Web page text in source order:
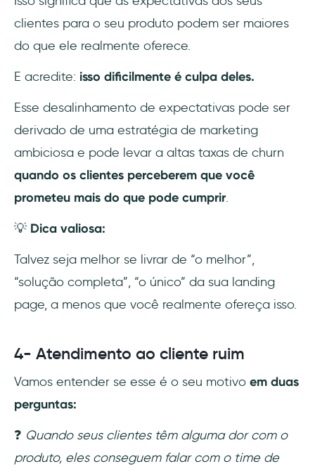
clientes para o seu produto podem ser maiores
do que ele realmente oferece.
E acredite: isso dificilmente é culpa deles.
Esse desalinhamento de expectativas pode ser
derivado de uma estratégia de marketing
ambiciosa e pode levar a altas taxas de churn
quando os clientes perceberem que você
prometeu mais do que pode cumprir.
💡 Dica valiosa:
Talvez seja melhor se livrar de “o melhor”,
“solução completa”, “o único” da sua landing
page, a menos que você realmente ofereça isso.
4- Atendimento ao cliente ruim
Vamos entender se esse é o seu motivo em duas
perguntas:
❓ Quando seus clientes têm alguma dor com o
produto, eles conseguem falar com o time de